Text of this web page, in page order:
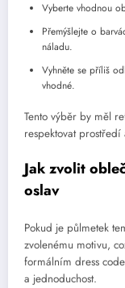
Vyberte vhodnou
Přemýšlejte o
náladu.
Vyhněte se příliš
vhodné.
Tento výběr by měl
respektovat prostředí
Jak zvolit
oslav
Pokud je půlmetek
zvolenému motivu,
formálním dress
a jednoduchost.